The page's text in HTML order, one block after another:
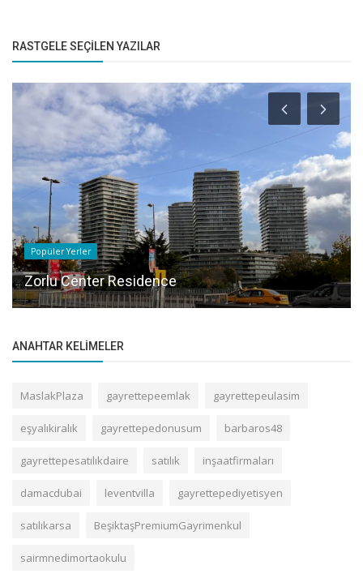
RASTGELE SEÇILEN YAZILAR
Bilgilendirme
Beşiktaş a Yönelik Çok Dilli Web Sitelerimiz
Güncellendi.
ANAHTAR KELIMELER
MaslakPlaza gayrettepeemlak gayrettepeulasim
eşyalıkiralık gayrettepedonusum barbaros48
gayrettepesatılıkdaire satılık inşaatfirmaları
damacdubai leventvilla gayrettepediyetisyen
satılıkarsa BeşiktaşPremiumGayrimenkul
sairmnedimortaokulu